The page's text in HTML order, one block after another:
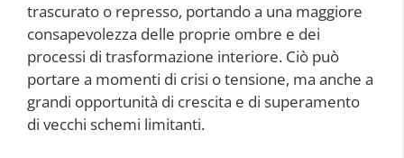
trascurato o represso, portando a una maggiore
consapevolezza delle proprie ombre e dei
processi di trasformazione interiore. Ciò può
portare a momenti di crisi o tensione, ma anche a
grandi opportunità di crescita e di superamento
di vecchi schemi limitanti.